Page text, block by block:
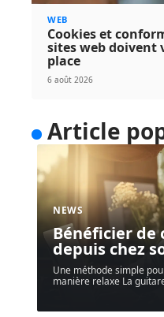
WEB
Cookies et
sites web doivent
place
6 août 2026
Article
NEWS
Bénéficier de
depuis chez
Une méthode simple
manière relaxe La